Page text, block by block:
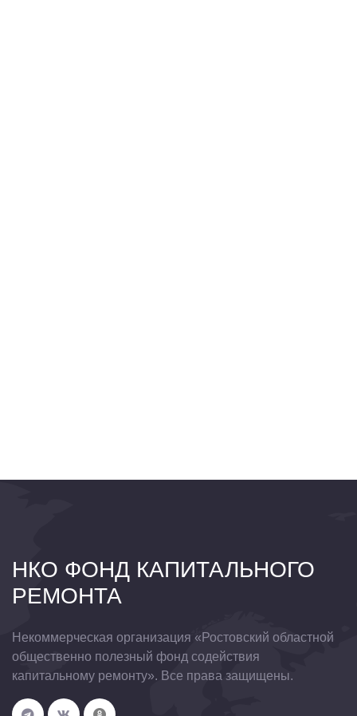
НКО ФОНД КАПИТАЛЬНОГО
РЕМОНТА
Некоммерческая организация «Ростовский областной
общественно полезный фонд содействия
капитальному ремонту». Все права защищены.